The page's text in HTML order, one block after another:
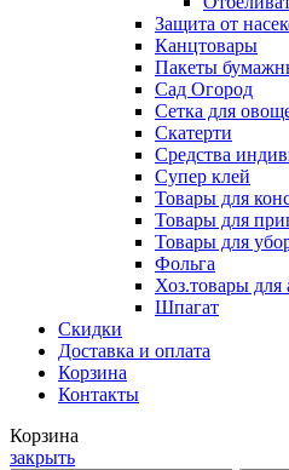
Защита от
Канцтовары
Пакеты
Сад Огород
Сетка для
Скатерти
Средства
Супер клей
Товары для
Товары для
Товары для
Фольга
Хоз.товары для
Шпагат
Скидки
Доставка и оплата
Корзина
Контакты
Корзина
закрыть